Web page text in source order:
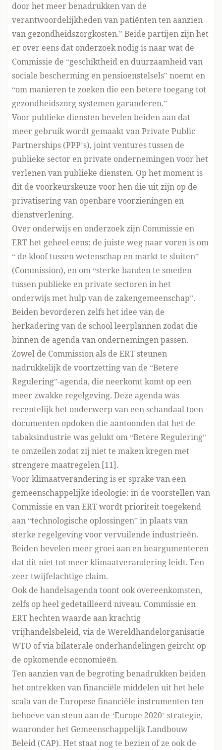
door het meer benadrukken van de
verantwoordelijkheden van patiënten ten aanzien
van gezondheidszorgkosten.” Beide partijen zijn het
er over eens dat onderzoek nodig is naar wat de
Commissie de “geschiktheid en duurzaamheid van
sociale bescherming en pensioenstelsels” noemt en
“om manieren te zoeken die een betere toegang tot
gezondheidszorg-systemen garanderen.”
Voor publieke diensten bevelen beiden aan dat
meer gebruik wordt gemaakt van Private Public
Partnerships (PPP’s), joint ventures tussen de
publieke sector en private ondernemingen voor het
verlenen van publieke diensten. Op het moment is
dit de voorkeurskeuze voor hen die uit zijn op de
privatisering van openbare voorzieningen en
dienstverlening.
Over onderwijs en onderzoek zijn Commissie en
ERT het geheel eens: de juiste weg naar voren is om
“ de kloof tussen wetenschap en markt te sluiten”
(Commission), en om “sterke banden te smeden
tussen publieke en private sectoren in het
onderwijs met hulp van de zakengemeenschap”.
Beiden bevorderen zelfs het idee van de
herkadering van de school leerplannen zodat die
binnen de agenda van ondernemingen passen.
Zowel de Commission als de ERT steunen
nadrukkelijk de voortzetting van de “Betere
Regulering”-agenda, die neerkomt komt op een
meer zwakke regelgeving. Deze agenda was
recentelijk het onderwerp van een schandaal toen
documenten opdoken die aantoonden dat het de
tabaksindustrie was gelukt om “Betere Regulering”
te omzeilen zodat zij niet te maken kregen met
strengere maatregelen [11].
Voor klimaatverandering is er sprake van een
gemeenschappelijke ideologie: in de voorstellen van
Commissie en van ERT wordt prioriteit toegekend
aan “technologische oplossingen” in plaats van
sterke regelgeving voor vervuilende industrieën.
Beiden bevelen meer groei aan en beargumenteren
dat dit niet tot meer klimaatverandering leidt. Een
zeer twijfelachtige claim.
Ook de handelsagenda toont ook overeenkomsten,
zelfs op heel gedetailleerd niveau. Commissie en
ERT hechten waarde aan krachtig
vrijhandelsbeleid, via de Wereldhandelorganisatie
WTO of via bilaterale onderhandelingen geircht op
de opkomende economieën.
Ten aanzien van de begroting benadrukken beiden
het ontrekken van financiële middelen uit het hele
scala van de Europese financiële instrumenten ten
behoeve van steun aan de ‘Europe 2020’-strategie,
waaronder het Gemeenschappelijk Landbouw
Beleid (CAP). Het staat nog te bezien of ze ook de